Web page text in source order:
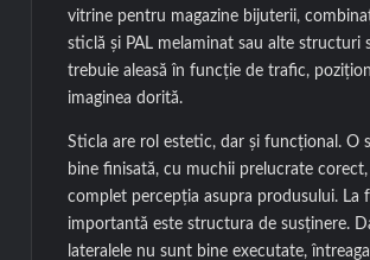
vitrine pentru magazine bijuterii,
sticlă și PAL melaminat sau alte structuri
trebuie aleasă în funcție de trafic,
imaginea dorită.
Sticla are rol estetic, dar și funcțional. O
bine finisată, cu muchii prelucrate
complet percepția asupra produsului. La
importantă este structura de susținere.
lateralele nu sunt bine executate,